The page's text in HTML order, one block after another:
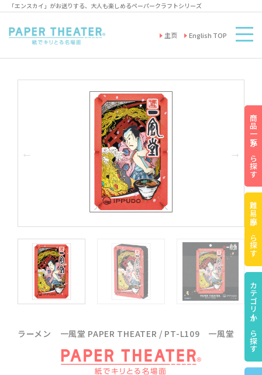
「エンスカイ」がお送りする、大人も楽しめるペーパークラフトシリーズ
主页 English TOP
ラーメン 一風堂 PAPER THEATER / PT-L109 一風堂
商品一覧から探す
難易度から探す
カテゴリーから探す